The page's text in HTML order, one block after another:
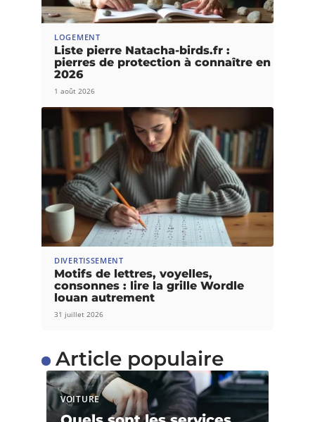
LOGEMENT
Liste pierre Natacha-birds.fr :
pierres de protection à connaître en
2026
1 août 2026
DIVERTISSEMENT
Motifs de lettres, voyelles,
consonnes : lire la grille Wordle
louan autrement
31 juillet 2026
Article populaire
VOITURE